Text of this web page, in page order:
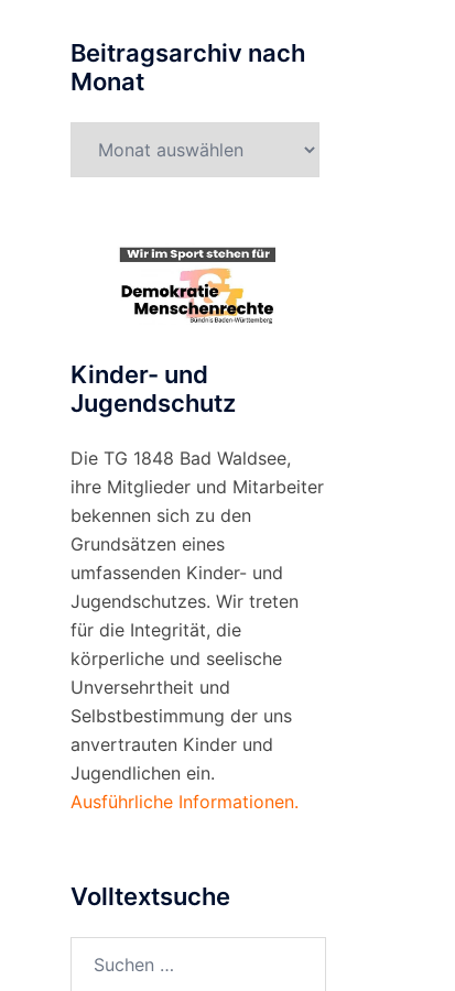
Beitragsarchiv nach
Monat
nach
Kinder- und
Jugendschutz
Die TG 1848 Bad Waldsee,
ihre Mitglieder und Mitarbeiter
bekennen sich zu den
Grundsätzen eines
umfassenden Kinder- und
Jugendschutzes. Wir treten
für die Integrität, die
körperliche und seelische
Unversehrtheit und
Selbstbestimmung der uns
anvertrauten Kinder und
Jugendlichen ein.
Ausführliche Informationen.
Volltextsuche
nach: